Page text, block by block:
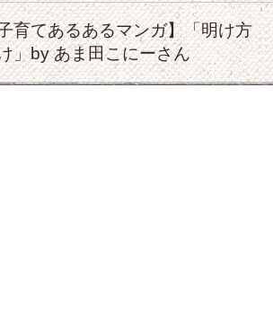
育てあるあるマンガ】「明け方
」by あま田こにーさん